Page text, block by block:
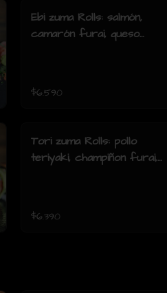
Ebi zuma Rolls: salmón,
camarón furai, queso
$6.590
Tori zuma Rolls: pollo
teriyaki, champiñon furai,
$6.390